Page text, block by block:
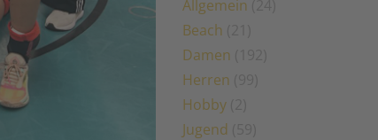
Allgemein
Beach
Damen
Herren
Hobby
Jugend